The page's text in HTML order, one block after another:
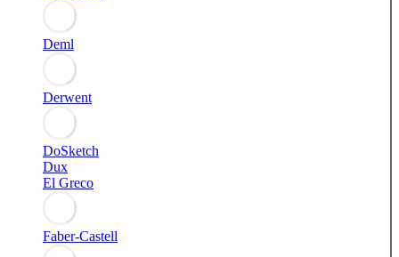
Deml
Derwent
DoSketch
Dux
El Greco
Faber-Castell